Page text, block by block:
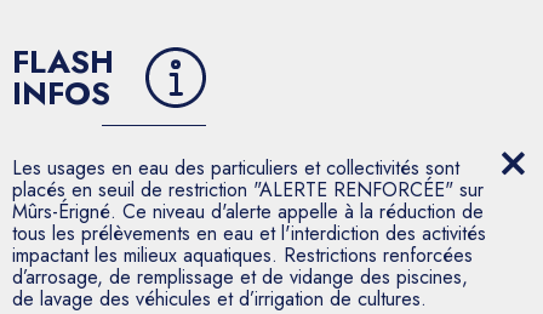
FLASH
INFOS
Les usages en eau des particuliers et collectivités sont
placés en seuil de restriction "ALERTE RENFORCÉE" sur
Mûrs-Érigné. Ce niveau d'alerte appelle à la réduction de
tous les prélèvements en eau et l'interdiction des activités
impactant les milieux aquatiques. Restrictions renforcées
d’arrosage, de remplissage et de vidange des piscines,
de lavage des véhicules et d’irrigation de cultures.